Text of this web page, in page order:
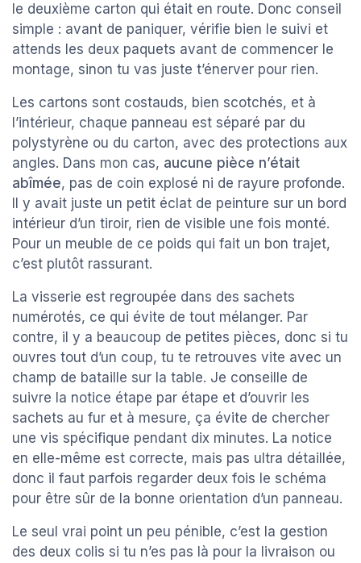
le deuxième carton qui était en route. Donc conseil
simple : avant de paniquer, vérifie bien le suivi et
attends les deux paquets avant de commencer le
montage, sinon tu vas juste t’énerver pour rien.
Les cartons sont costauds, bien scotchés, et à
l’intérieur, chaque panneau est séparé par du
polystyrène ou du carton, avec des protections aux
angles. Dans mon cas, aucune pièce n’était
abîmée, pas de coin explosé ni de rayure profonde.
Il y avait juste un petit éclat de peinture sur un bord
intérieur d’un tiroir, rien de visible une fois monté.
Pour un meuble de ce poids qui fait un bon trajet,
c’est plutôt rassurant.
La visserie est regroupée dans des sachets
numérotés, ce qui évite de tout mélanger. Par
contre, il y a beaucoup de petites pièces, donc si tu
ouvres tout d’un coup, tu te retrouves vite avec un
champ de bataille sur la table. Je conseille de
suivre la notice étape par étape et d’ouvrir les
sachets au fur et à mesure, ça évite de chercher
une vis spécifique pendant dix minutes. La notice
en elle-même est correcte, mais pas ultra détaillée,
donc il faut parfois regarder deux fois le schéma
pour être sûr de la bonne orientation d’un panneau.
Le seul vrai point un peu pénible, c’est la gestion
des deux colis si tu n’es pas là pour la livraison ou